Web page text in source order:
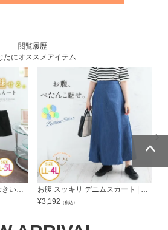
閲覧履歴
たにオススメアイテム
¥3,192 （税込）
ページトッ
プへ
ページトッ
プへ